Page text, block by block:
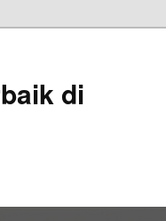
di